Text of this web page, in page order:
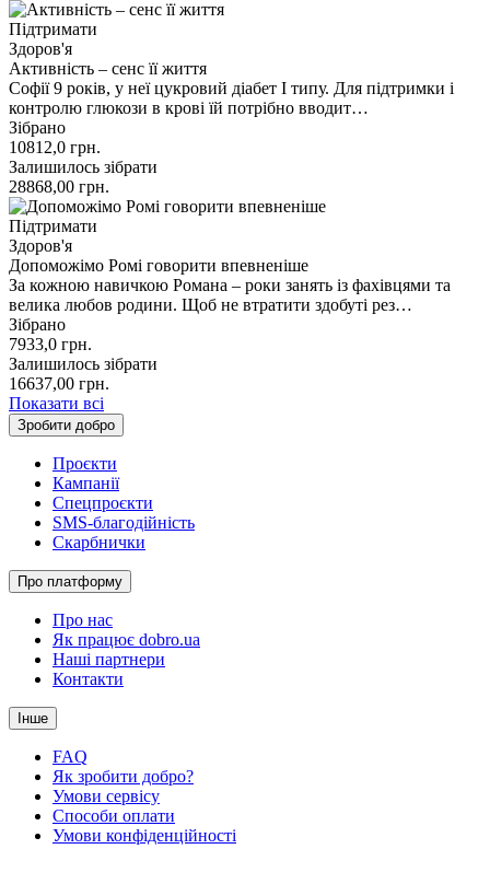
Підтримати
Здоров'я
Активність – сенс її життя
Софії 9 років, у неї цукровий діабет І типу. Для підтримки і
контролю глюкози в крові їй потрібно вводит…
Зібрано
10812,0 грн.
Залишилось зібрати
28868,00 грн.
Підтримати
Здоров'я
Допоможімо Ромі говорити впевненіше
За кожною навичкою Романа – роки занять із фахівцями та
велика любов родини. Щоб не втратити здобуті рез…
Зібрано
7933,0 грн.
Залишилось зібрати
16637,00 грн.
Показати всі
Зробити добро
Проєкти
Кампанії
Спецпроєкти
SMS-благодійність
Скарбнички
Про платформу
Про нас
Як працює dobro.ua
Наші партнери
Контакти
Інше
FAQ
Як зробити добро?
Умови сервісу
Способи оплати
Умови конфіденційності